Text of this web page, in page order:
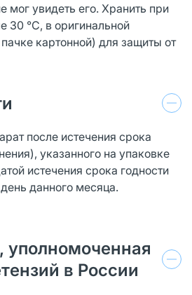
мог увидеть его. Хранить при
30 °С, в оригинальной
картонной) для защиты от
после истечения срока
указанного на упаковке
истечения срока годности
данного месяца.
уполномоченная
в России